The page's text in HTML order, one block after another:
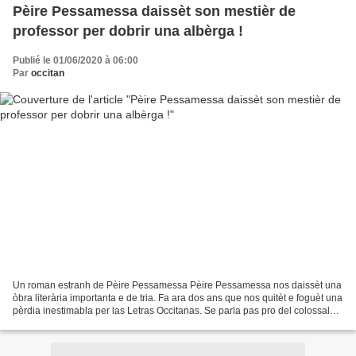
Pèire Pessamessa daissèt son mestièr de
professor per dobrir una albèrga !
Publié le 01/06/2020 à 06:00
Par occitan
Un roman estranh de Pèire Pessamessa Pèire Pessamessa nos daissèt una
òbra literària importanta e de tria. Fa ara dos ans que nos quitèt e foguèt una
pèrdia inestimabla per las Letras Occitanas. Se parla pas pro del colossal